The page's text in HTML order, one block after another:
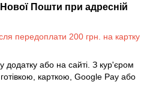
Пошти при адресній
передоплати 200 грн. на картку
додатку або на сайті. З кур'єром
карткою, Google Pay або